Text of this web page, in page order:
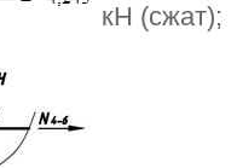
кН (сжат);